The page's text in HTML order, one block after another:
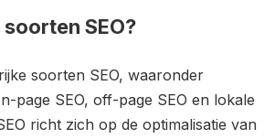
SEO?
soorten SEO, waaronder
page SEO, off-page SEO en lokale
richt zich op de optimalisatie van